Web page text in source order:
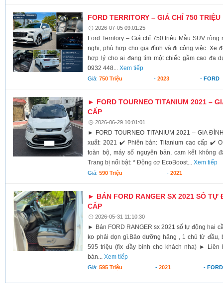
FORD TERRITORY – GIÁ CHỈ 750 TRIỆU
2026-07-05 09:01:25
Ford Territory – Giá chỉ 750 triệu Mẫu SUV
nghi, phù hợp cho gia đình và đi công việc. Xe
hợp lý cho ai đang tìm một chiếc gầm cao đa
0932 448...Xem tiếp
Giá:750 Triệu - 2023 -FORD
► FORD TOURNEO TITANIUM 2021 –
CẤP
2026-06-29 10:01:01
► FORD TOURNEO TITANIUM 2021 – GIA
xuất: 2021 ✔️ Phiên bản: Titanium cao cấp ✔️
toàn bộ, máy số nguyên bản, cam kết không
Trang bị nổi bật: * Động cơ EcoBoost...Xem tiếp
Giá:590 Triệu - 2021
► BÁN FORD RANGER SX 2021 SỐ TỰ
CẤP
2026-05-31 11:10:30
► Bán FORD RANGER sx 2021 số tự động hai
ko phải dọn gì.Bảo dưỡng hãng , 1 chủ từ
595 triệu (fix đầy bình cho khách nha) ► Liên
bán...Xem tiếp
Giá:595 Triệu -2021 - FORD